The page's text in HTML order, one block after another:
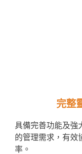
完整
具備完善功能及強
的管理需求，有效
率。